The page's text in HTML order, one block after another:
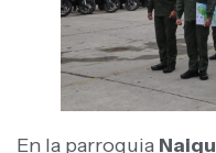
En la parroquia